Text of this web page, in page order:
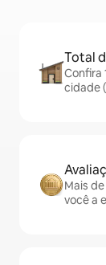
Total
Confira
cidade
Mais
você a